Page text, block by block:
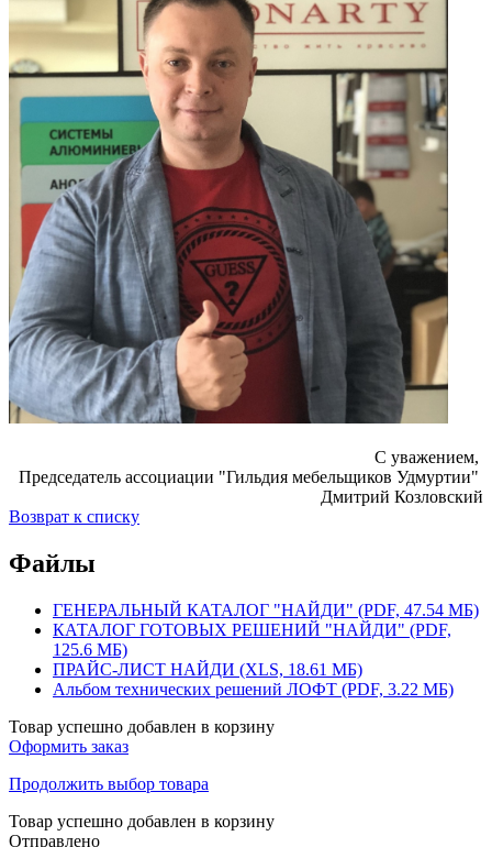
С уважением,
Председатель ассоциации "Гильдия мебельщиков Удмуртии"
Дмитрий Козловский
Возврат к списку
Файлы
ГЕНЕРАЛЬНЫЙ КАТАЛОГ "НАЙДИ" (PDF, 47.54 МБ)
КАТАЛОГ ГОТОВЫХ РЕШЕНИЙ "НАЙДИ" (PDF,
125.6 МБ)
ПРАЙС-ЛИСТ НАЙДИ (XLS, 18.61 МБ)
Альбом технических решений ЛОФТ (PDF, 3.22 МБ)
Товар успешно добавлен в корзину
Оформить заказ
Продолжить выбор товара
Товар успешно добавлен в корзину
Отправлено